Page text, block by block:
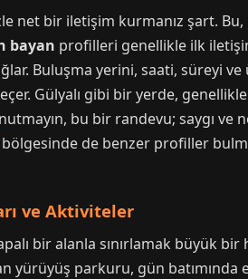
bir iletişim kurmanız şart. Bu,
bayan profilleri genellikle ilk
Buluşma yerini, saati, süreyi
Gülyalı gibi bir yerde,
bu bir randevu; saygı
bölgesinde de benzer profiller
ve Aktiviteler
bir alanla sınırlamak büyük
yürüyüş parkuru, gün